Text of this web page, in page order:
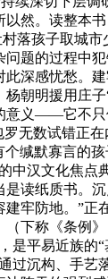
然。读整本
落孩子取城
题的过程中犯
深感忧愁。
朝明援用庄
意义——它不只
无数试错正
缄默寡言的
中汉文化焦点
读纸质书。
牢防地。”正
（下称《条例
是平易近族的
过沉构、手艺